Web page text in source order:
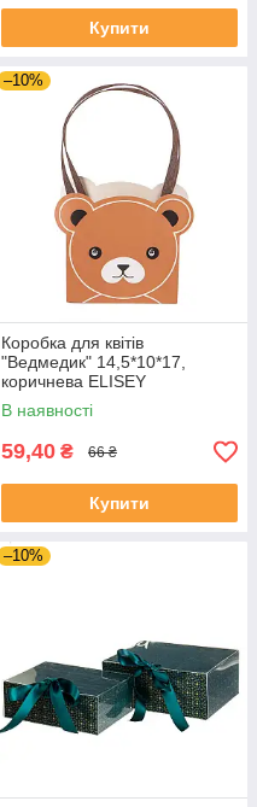
Купити
–10%
Коробка для квітів
"Ведмедик" 14,5*10*17,
коричнева ELISEY
В наявності
59,40 ₴ 66 ₴
Купити
–10%